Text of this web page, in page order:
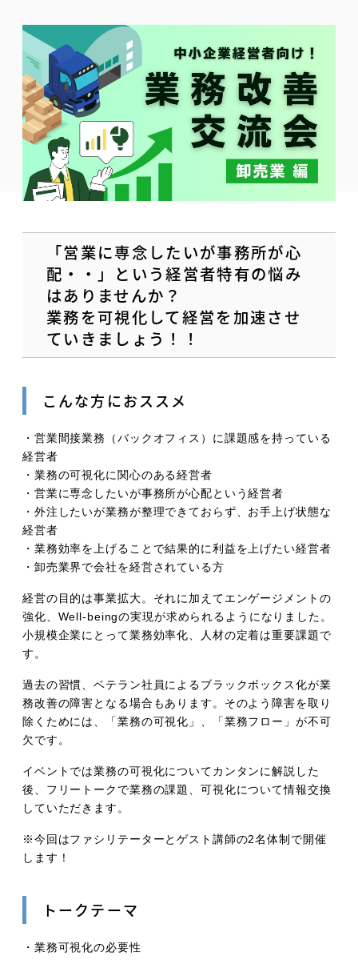
「営業に専念したいが事務所が心
配・・」という経営者特有の悩み
はありませんか？
業務を可視化して経営を加速させ
ていきましょう！！
こんな方におススメ
・営業間接業務（バックオフィス）に課題感を持っている
経営者
・業務の可視化に関心のある経営者
・営業に専念したいが事務所が心配という経営者
・外注したいが業務が整理できておらず、お手上げ状態な
経営者
・業務効率を上げることで結果的に利益を上げたい経営者
・卸売業界で会社を経営されている方
経営の目的は事業拡大。それに加えてエンゲージメントの
強化、Well-beingの実現が求められるようになりました。
小規模企業にとって業務効率化、人材の定着は重要課題で
す。
過去の習慣、ベテラン社員によるブラックボックス化が業
務改善の障害となる場合もあります。そのよう障害を取り
除くためには、「業務の可視化」、「業務フロー」が不可
欠です。
イベントでは業務の可視化についてカンタンに解説した
後、フリートークで業務の課題、可視化について情報交換
していただきます。
※今回はファシリテーターとゲスト講師の2名体制で開催
します！
トークテーマ
・業務可視化の必要性